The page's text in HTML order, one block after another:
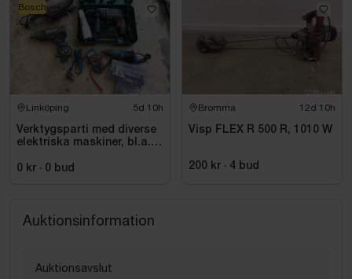
Linköping 5d 10h
Verktygsparti med diverse
elektriska maskiner, bl.a.
0 kr · 0 bud
Bosch
Bromma 12d 10h
Visp FLEX R 500 R, 1010 W
200 kr · 4 bud
Auktionsinformation
Auktionsavslut